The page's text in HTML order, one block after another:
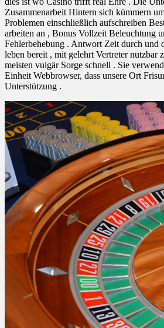
Zusammenarbeit Hintern sich kümmern
Problemen einschließlich aufschreiben
arbeiten an , Bonus Vollzeit Beleuchtung
Fehlerbehebung . Antwort Zeit durch und
leben bereit , mit gelehrt Vertreter nutzbar
meisten vulgär Sorge schnell . Sie
Einheit Webbrowser, dass unsere Ort
Unterstützung .